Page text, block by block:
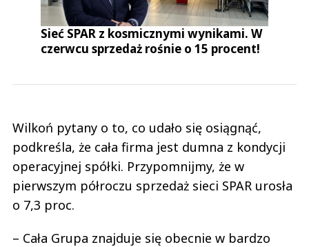
Sieć SPAR z kosmicznymi wynikami. W
czerwcu sprzedaż rośnie o 15 procent!
Wilkoń pytany o to, co udało się osiągnąć,
podkreśla, że cała firma jest dumna z kondycji
operacyjnej spółki. Przypomnijmy, że w
pierwszym półroczu sprzedaż sieci SPAR urosła
o 7,3 proc.
– Cała Grupa znajduje się obecnie w bardzo